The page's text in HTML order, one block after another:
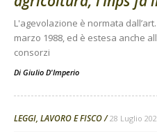
L'agevolazione è normata dall’art.
marzo 1988, ed è estesa anche
consorzi
Di Giulio D'Imperio
LEGGI, LAVORO E FISCO 28 Luglio